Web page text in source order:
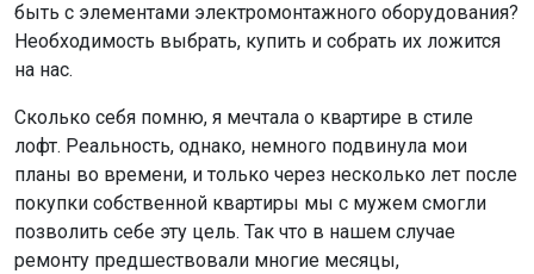
быть с элементами электромонтажного оборудования?
Необходимость выбрать, купить и собрать их ложится
на нас.
Сколько себя помню, я мечтала о квартире в стиле
лофт. Реальность, однако, немного подвинула мои
планы во времени, и только через несколько лет после
покупки собственной квартиры мы с мужем смогли
позволить себе эту цель. Так что в нашем случае
ремонту предшествовали многие месяцы,